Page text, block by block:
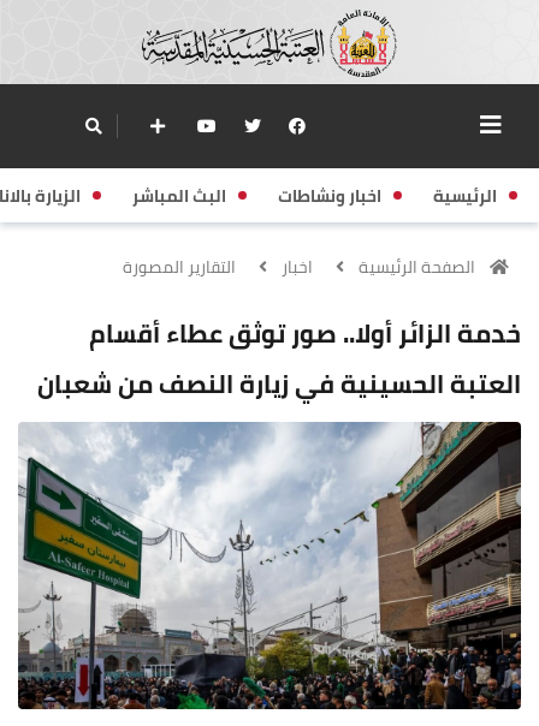
الرئيسية اخبار ونشاطات البث المباشر الزيارة
الصفحة الرئيسية اخبار التقارير المصورة
خدمة الزائر أولا.. صور توثق عطاء أقسام
العتبة الحسينية في زيارة النصف من شعبان